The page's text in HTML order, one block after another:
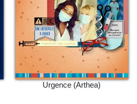
Urgence (Arthea)